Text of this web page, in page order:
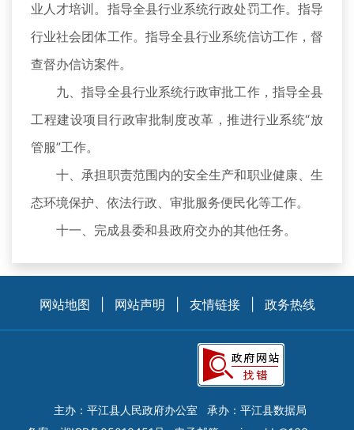
业人才培训。指导全县行业系统行政处罚工作。指导
行业社会团体工作。指导全县行业系统信访工作，督
查督办信访案件。
九、指导全县行业系统行政审批工作，指导全县
工程建设项目行政审批制度改革，推进行业系统“放
管服”工作。
十、承担职责范围内的安全生产和职业健康、生
态环境保护、依法行政、审批服务便民化等工作。
十一、完成县委和县政府交办的其他任务。
网站地图 网站声明 友情链接 政务热线
主办：平江县人民政府办公室
承办：平江县数据局